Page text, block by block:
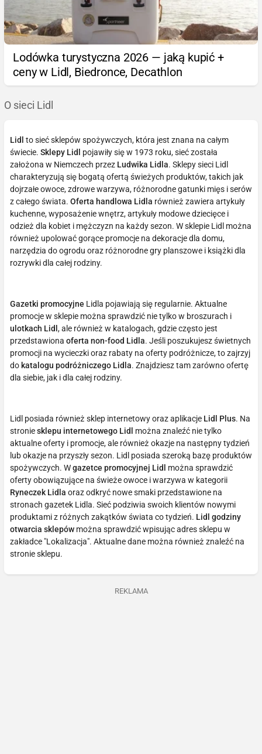
Lodówka turystyczna 2026 — jaką kupić +
ceny w Lidl, Biedronce, Decathlon
O sieci Lidl
Lidl to sieć sklepów spożywczych, która jest znana na całym
świecie. Sklepy Lidl pojawiły się w 1973 roku, sieć została
założona w Niemczech przez Ludwika Lidla. Sklepy sieci Lidl
charakteryzują się bogatą ofertą świeżych produktów, takich jak
dojrzałe owoce, zdrowe warzywa, różnorodne gatunki mięs i serów
z całego świata. Oferta handlowa Lidla również zawiera artykuły
kuchenne, wyposażenie wnętrz, artykuły modowe dziecięce i
odzież dla kobiet i mężczyzn na każdy sezon. W sklepie Lidl można
również upolować gorące promocje na dekoracje dla domu,
narzędzia do ogrodu oraz różnorodne gry planszowe i książki dla
rozrywki dla całej rodziny.
Gazetki promocyjne Lidla pojawiają się regularnie. Aktualne
promocje w sklepie można sprawdzić nie tylko w broszurach i
ulotkach Lidl , ale również w katalogach, gdzie często jest
przedstawiona oferta non-food Lidla. Jeśli poszukujesz świetnych
promocji na wycieczki oraz rabaty na oferty podróżnicze, to zajrzyj
do katalogu podróżniczego Lidla. Znajdziesz tam zarówno ofertę
dla siebie, jak i dla całej rodziny.
Lidl posiada również sklep internetowy oraz aplikacje Lidl Plus. Na
stroniesklepu internetowego Lidl
można znaleźć nie tylko
aktualne oferty i promocje, ale również okazje na następny tydzień
lub okazje na przyszły sezon. Lidl posiada szeroką bazę produktów
spożywczych. Wgazetce promocyjnej Lidl
można sprawdzić
oferty obowiązujące na świeże owoce i warzywa w kategorii
Ryneczek Lidla oraz odkryć nowe smaki przedstawione na
stronach gazetek Lidla. Sieć podziwia swoich klientów nowymi
produktami z różnych zakątków świata co tydzień. Lidl godziny
otwarcia sklepów można sprawdzić wpisując adres sklepu w
zakładce "Lokalizacja". Aktualne dane można również znaleźć na
stronie sklepu.
REKLAMA